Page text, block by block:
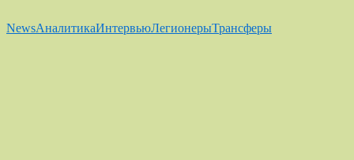
NewsАналитикаИнтервьюЛегионерыТрансферы